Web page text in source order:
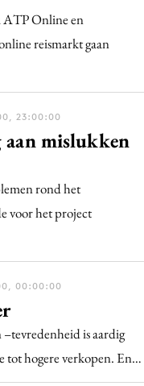
ATP Online en
reismarkt gaan
23:00:00
mislukken
rond het
voor het project
00:00:00
is aardig
tot hogere verkopen. En…